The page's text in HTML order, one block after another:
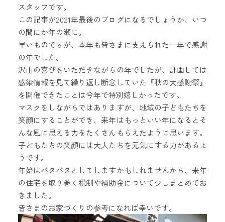
スタッフです。
この記事が2021年最後のブログになるでしょうか、いつ
の間にか年の瀬に。
早いものですが、本年も皆さまに支えられた一年で感謝
の年でした。
沢山の喜びをいただきながらの年でしたが、計画しては
感染情報を見て繰り返し断念していた『秋の大感謝祭』
を開催できたことは今年で特別嬉しかったです。
マスクをしながらではありますが、地域の子どもたちを
笑顔にすることができ、来年はもっといい年になるとそ
んな風に思える力をたくさんもらえたように思います。
子どもたちの笑顔には大人たちを元気にする力があるよ
うです。
年始はバタバタとしてしますかもしれませんから、来年
の住宅を取り巻く税制や補助金について少しまとめてお
きました。
皆さまのお家づくりの参考になれば幸いです。